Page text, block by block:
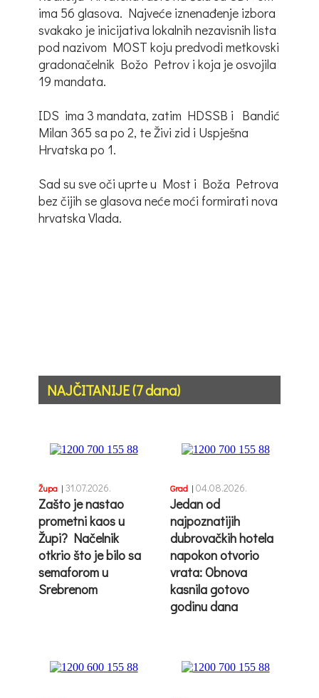
ima 56 glasova. Najveće iznenađenje izbora
svakako je inicijativa lokalnih nezavisnih lista
pod nazivom MOST koju predvodi metkovski
gradonačelnik Božo Petrov i koja je osvojila
19 mandata.
IDS ima 3 mandata, zatim HDSSB i Bandić
Milan 365 sa po 2, te Živi zid i Uspješna
Hrvatska po 1.
Sad su sve oči uprte u Most i Boža Petrova
bez čijih se glasova neće moći formirati nova
hrvatska Vlada.
NAJČITANIJE (7 dana)
Župa | 31.07.2026.
Zašto je nastao
prometni kaos u
Župi? Načelnik
otkrio što je bilo sa
semaforom u
Srebrenom
Grad | 04.08.2026.
Jedan od
najpoznatijih
dubrovačkih hotela
napokon otvorio
vrata: Obnova
kasnila gotovo
godinu dana